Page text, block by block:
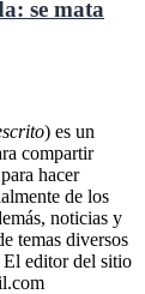
se mata
) es un
compartir
hacer
de los
noticias y
temas diversos
El editor del sitio